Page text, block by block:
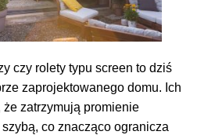
czy rolety typu screen to dziś
zaprojektowanego domu. Ich
zatrzymują promienie
co znacząco ogranicza